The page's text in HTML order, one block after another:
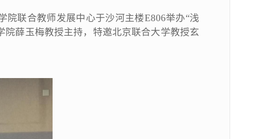
联合教师发展中心于沙河主楼E806举办“浅
薛玉梅教授主持，特邀北京联合大学教授玄